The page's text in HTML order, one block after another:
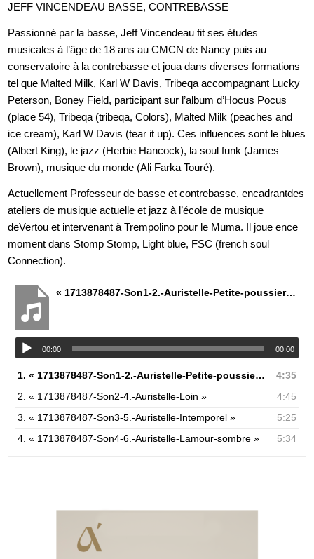
JEFF VINCENDEAU BASSE, CONTREBASSE
Passionné par la basse, Jeff Vincendeau fit ses études
musicales à l’âge de 18 ans au CMCN de Nancy puis au
conservatoire à la contrebasse et joua dans diverses formations
tel que Malted Milk, Karl W Davis, Tribeqa accompagnant Lucky
Peterson, Boney Field, participant sur l’album d’Hocus Pocus
(place 54), Tribeqa (tribeqa, Colors), Malted Milk (peaches and
ice cream), Karl W Davis (tear it up). Ces influences sont le blues
(Albert King), le jazz (Herbie Hancock), la soul funk (James
Brown), musique du monde (Ali Farka Touré).
Actuellement Professeur de basse et contrebasse, encadrantdes
ateliers de musique actuelle et jazz à l’école de musique
deVertou et intervenant à Trempolino pour le Muma. Il joue ence
moment dans Stomp Stomp, Light blue, FSC (french soul
Connection).
« 1713878487-Son1-2.-Auristelle-Petite-poussiere »
00:00 00:00
1.« 1713878487-Son1-2.-Auristelle-Petite-poussiere »
4:35
2.« 1713878487-Son2-4.-Auristelle-Loin »
4:45
3.« 1713878487-Son3-5.-Auristelle-Intemporel »
5:25
4.« 1713878487-Son4-6.-Auristelle-Lamour-sombre » 5:34